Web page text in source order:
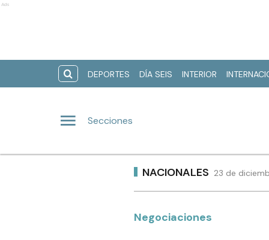
Ads
DEPORTES DÍA SEIS INTERIOR
Secciones
NACIONALES 23 de
Negociaciones